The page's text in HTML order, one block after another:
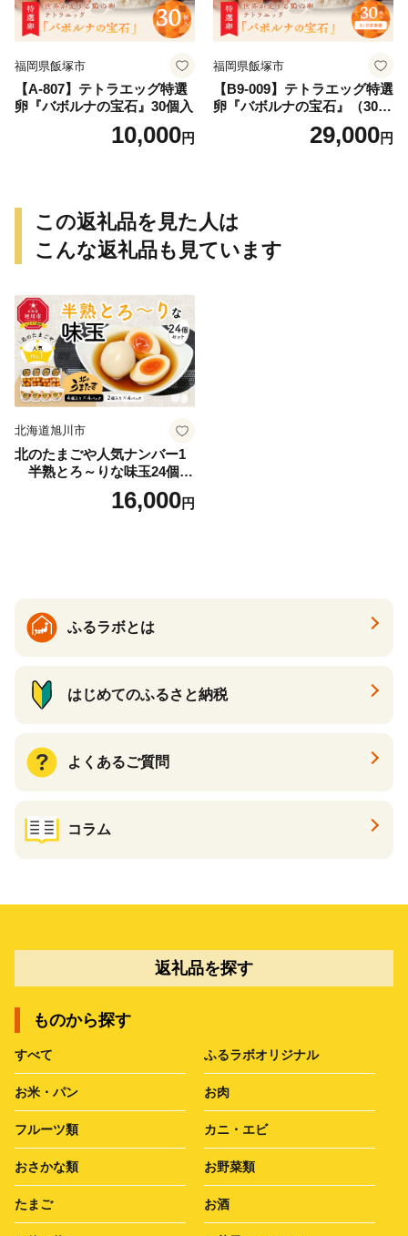
福岡県飯塚市
【A-807】テトラエッグ特選
卵『バボルナの宝石』30個入
10,000円
福岡県飯塚市
【B9-009】テトラエッグ特選
卵『バボルナの宝石』（30
個/月）【3カ月定期便】
29,000円
この返礼品を見た人は
こんな返礼品も見ています
北海道旭川市
北のたまごや人気ナンバー1
半熟とろ～りな味玉24個入
16,000円
ふるラボとは
はじめてのふるさと納税
よくあるご質問
コラム
返礼品を探す
ものから探す
すべて ふるラボオリジナル
お米・パン お肉
フルーツ類 カニ・エビ
おさかな類 お野菜類
たまご お酒